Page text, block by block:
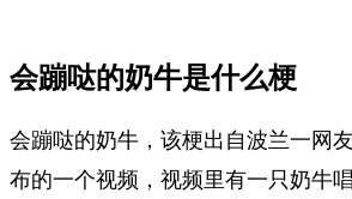
会蹦哒的奶牛是什么梗
会蹦哒的奶牛，该梗出自波兰一网
布的一个视频，视频里有一只奶牛